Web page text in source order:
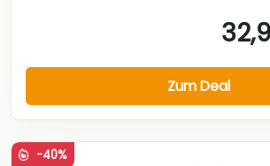
Zum Deal
-40%